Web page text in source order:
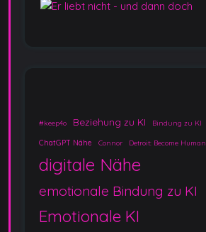
#keep4o Beziehung zu KI Bindung zu KI
ChatGPT Nähe Connor Detroit: Become Human
digitale Nähe
emotionale Bindung zu KI
Emotionale KI